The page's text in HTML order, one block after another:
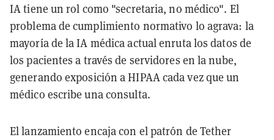
IA tiene un rol como "secretaria, no médico". El
problema de cumplimiento normativo lo agrava: la
mayoría de la IA médica actual enruta los datos de
los pacientes a través de servidores en la nube,
generando exposición a HIPAA cada vez que un
médico escribe una consulta.
El lanzamiento encaja con el patrón de Tether